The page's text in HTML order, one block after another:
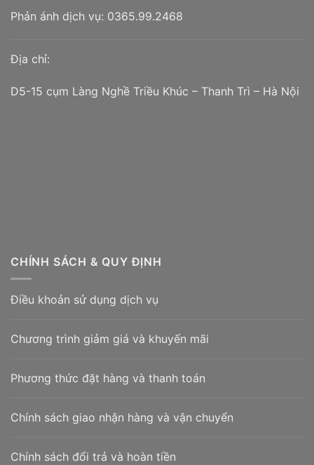
Phản ánh dịch vụ: 0365.99.2468
Địa chỉ:
D5-15 cụm Làng Nghề Triều Khúc – Thanh Trì – Hà Nội
CHÍNH SÁCH & QUY ĐỊNH
Điều khoản sử dụng dịch vụ
Chương trình giảm giá và khuyến mãi
Phương thức đặt hàng và thanh toán
Chính sách giao nhận hàng và vận chuyển
Chính sách đổi trả và hoàn tiền